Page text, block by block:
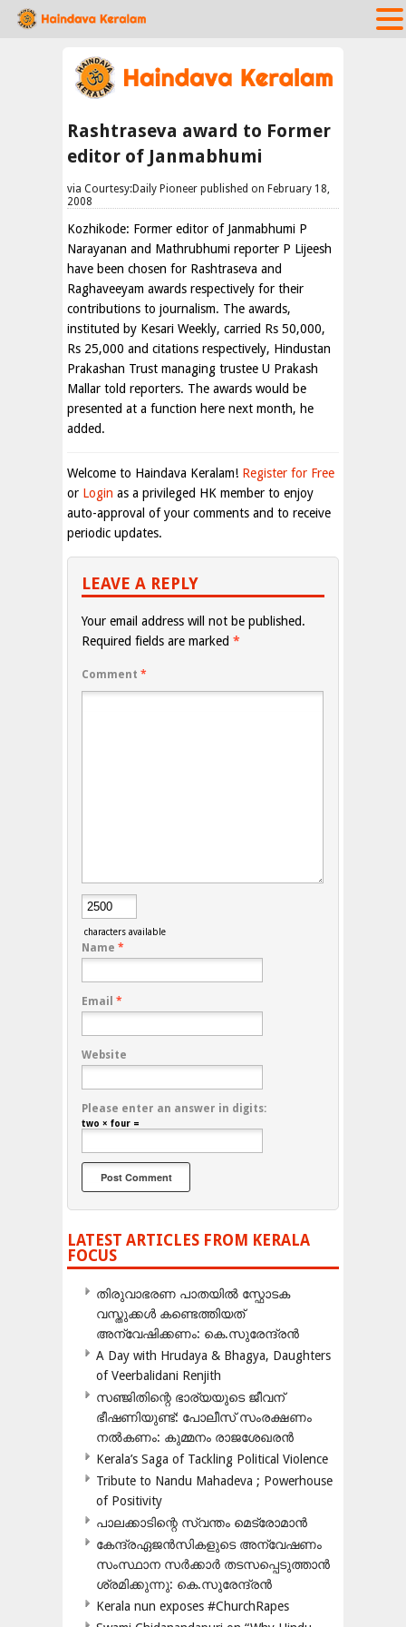
Rashtraseva award to Former
editor of Janmabhumi
via Courtesy:Daily Pioneer published on February 18,
2008
Kozhikode: Former editor of Janmabhumi P
Narayanan and Mathrubhumi reporter P Lijeesh
have been chosen for Rashtraseva and
Raghaveeyam awards respectively for their
contributions to journalism. The awards,
instituted by Kesari Weekly, carried Rs 50,000,
Rs 25,000 and citations respectively, Hindustan
Prakashan Trust managing trustee U Prakash
Mallar told reporters. The awards would be
presented at a function here next month, he
added.
Welcome to Haindava Keralam! Register for Free
or Login as a privileged HK member to enjoy
auto-approval of your comments and to receive
periodic updates.
LEAVE A REPLY
Your email address will not be published.
Required fields are marked *
Comment *
characters available
Name *
Email *
Website
Please enter an answer in digits:
two × four =
LATEST ARTICLES FROM KERALA
FOCUS
തിരുവാഭരണ പാതയിൽ സ്ഫോടക
വസ്തുക്കൾ കണ്ടെത്തിയത്
അന്വേഷിക്കണം: കെ.സുരേന്ദ്രൻ
A Day with Hrudaya & Bhagya, Daughters
of Veerbalidani Renjith
സഞ്ജിതിന്റെ ഭാര്യയുടെ ജീവന്
ഭീഷണിയുണ്ട്: പോലീസ് സംരക്ഷണം
നൽകണം: കുമ്മനം രാജശേഖരൻ
Kerala’s Saga of Tackling Political Violence
Tribute to Nandu Mahadeva ; Powerhouse
of Positivity
പാലക്കാടിന്റെ സ്വന്തം മെട്രോമാൻ
കേന്ദ്രഏജൻസികളുടെ അന്വേഷണം
സംസ്ഥാന സർക്കാർ തടസപ്പെടുത്താൻ
ശ്രമിക്കുന്നു: കെ.സുരേന്ദ്രൻ
Kerala nun exposes #ChurchRapes